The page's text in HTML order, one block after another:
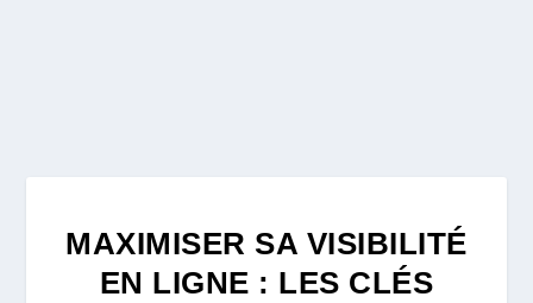
MAXIMISER SA VISIBILITÉ
EN LIGNE : LES CLÉS